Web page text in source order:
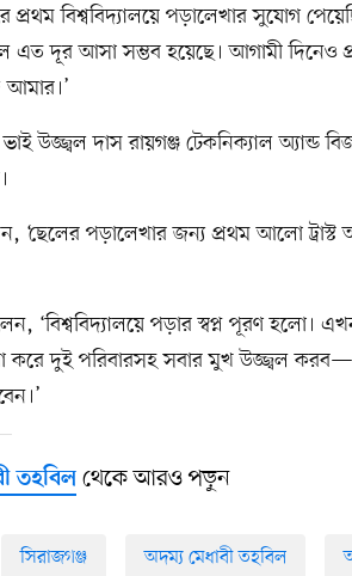
প্রথম বিশ্ববিদ্যালয়ে পড়ালেখার সুযোগ
এত দূর আসা সম্ভব হয়েছে। আগামী দিনেও
উজ্জ্বল দাস রায়গঞ্জ টেকনিক্যাল অ্যান্ড
‘ছেলের পড়ালেখার জন্য প্রথম আলো
‘বিশ্ববিদ্যালয়ে পড়ার স্বপ্ন পূরণ হলো।
করে দুই পরিবারসহ সবার মুখ উজ্জ্বল
তহবিল থেকে আরও পড়ুন
সিরাজগঞ্জ অদম্য মেধাবী তহবিল